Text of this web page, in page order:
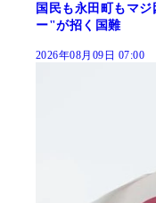
国民も永田町もマ
ー"が招く国難
2026年08月09日 07:00